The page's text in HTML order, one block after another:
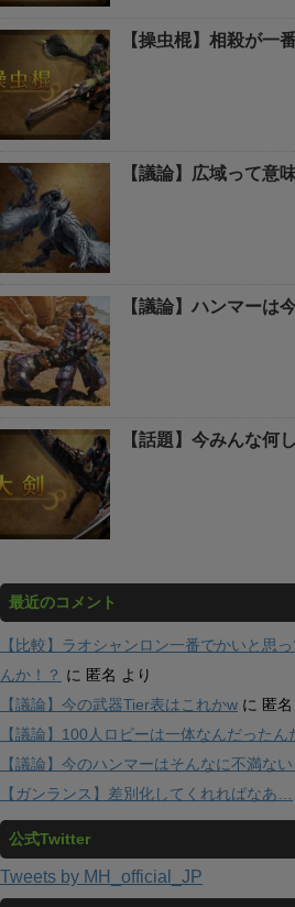
【操虫棍】相殺が一
【議論】広域って意
【議論】ハンマーは
【話題】今みんな何
最近のコメント
【比較】ラオシャンロン一番でかいと思
んか！？ に 匿名 より
【議論】今の武器Tier表はこれかw に 匿名
【議論】100人ロビーは一体なんだったん
【議論】今のハンマーはそんなに不満ない
【ガンランス】差別化してくれればなあ…
公式Twitter
Tweets by MH_official_JP